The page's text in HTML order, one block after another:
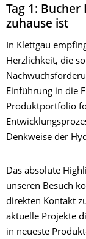
Tag 1:
zuhause ist
In Klettgau
Herzlichkeit, die
Einführung in die
Produktportfolio
Denkweise der
Das absolute
unseren Besuch
direkten Kontakt
aktuelle Projekte
in neueste